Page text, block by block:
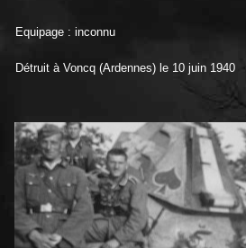
Equipage : inconnu
Détruit à Voncq (Ardennes) le 10 juin 1940